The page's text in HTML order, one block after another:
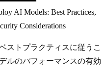
AI Models: Best Practices,
Considerations
ストプラクティスに従うこ
ルのパフォーマンスの有効